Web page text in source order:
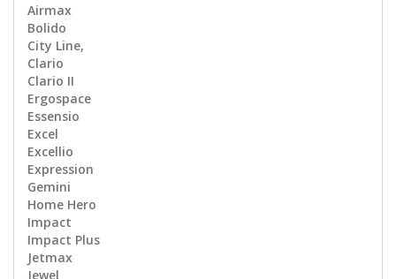
Airmax
Bolido
City Line,
Clario
Clario II
Ergospace
Essensio
Excel
Excellio
Expression
Gemini
Home Hero
Impact
Impact Plus
Jetmax
Jewel